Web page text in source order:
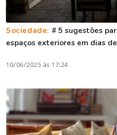
Sociedade: # 5 sugestões
espaços exteriores em dias
10/06/2025 às 17:24